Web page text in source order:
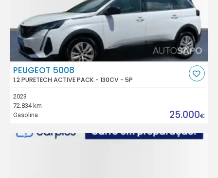
PEUGEOT 5008
1.2 PURETECH ACTIVE PACK - 130CV - 5P
2023
72.834 km
Gasolina
25.000€